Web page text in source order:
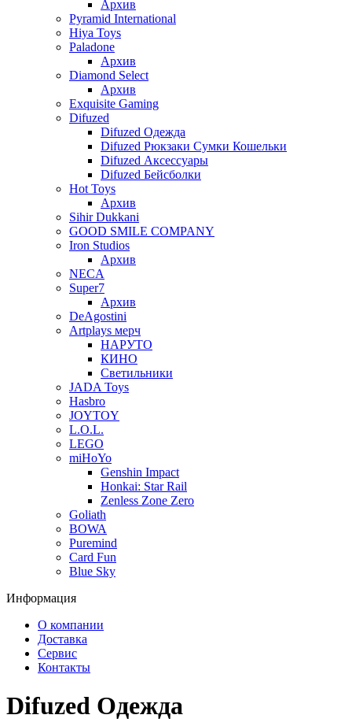
Архив
Pyramid International
Hiya Toys
Paladone
Архив
Diamond Select
Архив
Exquisite Gaming
Difuzed
Difuzed Одежда
Difuzed Рюкзаки Сумки Кошельки
Difuzed Аксессуары
Difuzed Бейсболки
Hot Toys
Архив
Sihir Dukkani
GOOD SMILE COMPANY
Iron Studios
Архив
NECA
Super7
Архив
DeAgostini
Artplays мерч
НАРУТО
КИНО
Светильники
JADA Toys
Hasbro
JOYTOY
L.O.L.
LEGO
miHoYo
Genshin Impact
Honkai: Star Rail
Zenless Zone Zero
Goliath
BOWA
Puremind
Card Fun
Blue Sky
Информация
О компании
Доставка
Сервис
Контакты
Difuzed Одежда